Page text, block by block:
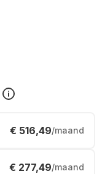
€ 516,49/maand
€ 277,49/maand